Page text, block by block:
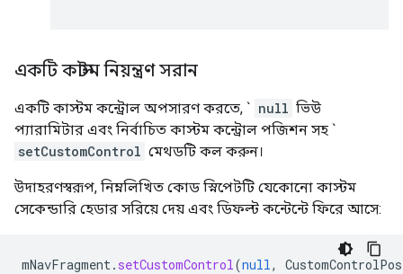
একটি কাস্টম নিয়ন্ত্রণ সরান
একটি কাস্টম কন্ট্রোল অপসারণ করতে, ` null ভিউ
প্যারামিটার এবং নির্বাচিত কাস্টম কন্ট্রোল পজিশন সহ `
setCustomControl মেথডটি কল করুন।
উদাহরণস্বরূপ, নিম্নলিখিত কোড স্নিপেটটি যেকোনো কাস্টম
সেকেন্ডারি হেডার সরিয়ে দেয় এবং ডিফল্ট কন্টেন্টে ফিরে আসে:
mNavFragment. setCustomControl(null,